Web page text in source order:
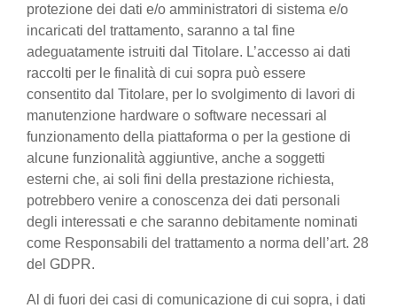
protezione dei dati e/o amministratori di sistema e/o
incaricati del trattamento, saranno a tal fine
adeguatamente istruiti dal Titolare. L’accesso ai dati
raccolti per le finalità di cui sopra può essere
consentito dal Titolare, per lo svolgimento di lavori di
manutenzione hardware o software necessari al
funzionamento della piattaforma o per la gestione di
alcune funzionalità aggiuntive, anche a soggetti
esterni che, ai soli fini della prestazione richiesta,
potrebbero venire a conoscenza dei dati personali
degli interessati e che saranno debitamente nominati
come Responsabili del trattamento a norma dell’art. 28
del GDPR.
Al di fuori dei casi di comunicazione di cui sopra, i dati